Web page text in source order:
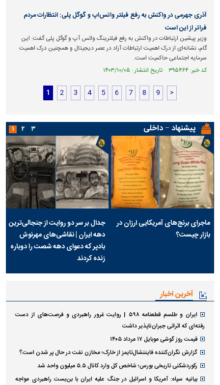
آذری جهرمی در واکنش به رفع فیلتر واتس‌اپ و گوگل پلی: انتظارات مردم
فراتر از این است
وزیر پیشین ارتباطات در واکنش به رفع فیلترینگ واتس آپ و گوگل پلی گفت: این
گام، نشانه‌ای از درک اهمیت ارتباطات آزاد در عصر دیجیتال و همچنین درک اهمیت
سرمایه اجتماعی حاکمیت است.
کد خبر: ۳۹۵۴۶۴ تاریخ انتشار : ۱۴۰۳/۱۰/۰۵
1 2 3 4 5 6 7 8 9 >
پیشنهاد − داخلی
ماجرای برنج‌های آمریکایی ارزان در
بازار چیست؟
جدال بر سر دو روایت از جنجالی‌ترین
دهه ایران | نقاشی‌های مهرنوش
بادپر که دعوای دهه شصت را دوباره
زنده کردند
۱ ۲ ۳
آخرین اخبار
ایران و طلسم قطعنامه ۵۹۸ | روایت غرور راهبردی و فرصت‌های از دست
رفته‌ای که اثراتی جبران‌ناپذیر داشت
قیمت روز گوشی موبایل ۱۷ مرداد ۱۴۰۵
گزارش نگران‌کننده فایننشال‌تایمز از خارک؛ مخازن نفت در حال پر شدن است؟
رکوردشکنی تاریخی بورس؛ شاخص کل وارد کانال ۵.۵ میلیون واحد شد
بیانیه سپاه: آمریکا و اسرائیل در جنگ علیه ایران با بن‌بست راهبردی مواجه